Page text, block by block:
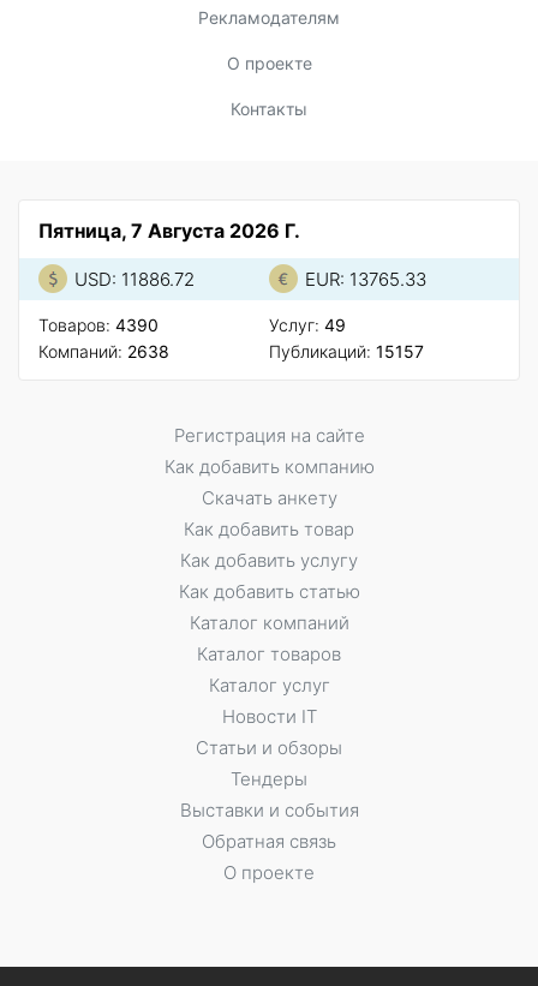
Рекламодателям
О проекте
Контакты
Пятница, 7 Августа 2026 Г.
USD: 11886.72 EUR: 13765.33
Товаров: 4390
Компаний: 2638
Услуг: 49
Публикаций: 15157
Регистрация на сайте
Как добавить компанию
Скачать анкету
Как добавить товар
Как добавить услугу
Как добавить статью
Каталог компаний
Каталог товаров
Каталог услуг
Новости IT
Статьи и обзоры
Тендеры
Выставки и события
Обратная связь
О проекте